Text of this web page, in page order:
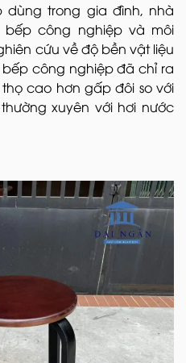
dùng trong gia đình, nhà
công nghiệp và môi
cứu về độ bền vật liệu
công nghiệp đã chỉ ra
cao hơn gấp đôi so với
xuyên với hơi nước